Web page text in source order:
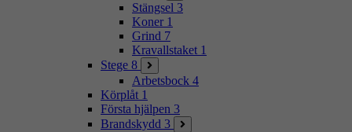
Stängsel 3
Koner 1
Grind 7
Kravallstaket 1
Stege 8
Arbetsbock 4
Körplåt 1
Första hjälpen 3
Brandskydd 3